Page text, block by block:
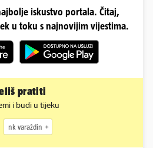
iskustvo portala. Čitaj,
u toku s najnovijim vijestima.
pratiti
i budi u tijeku
nk varaždin